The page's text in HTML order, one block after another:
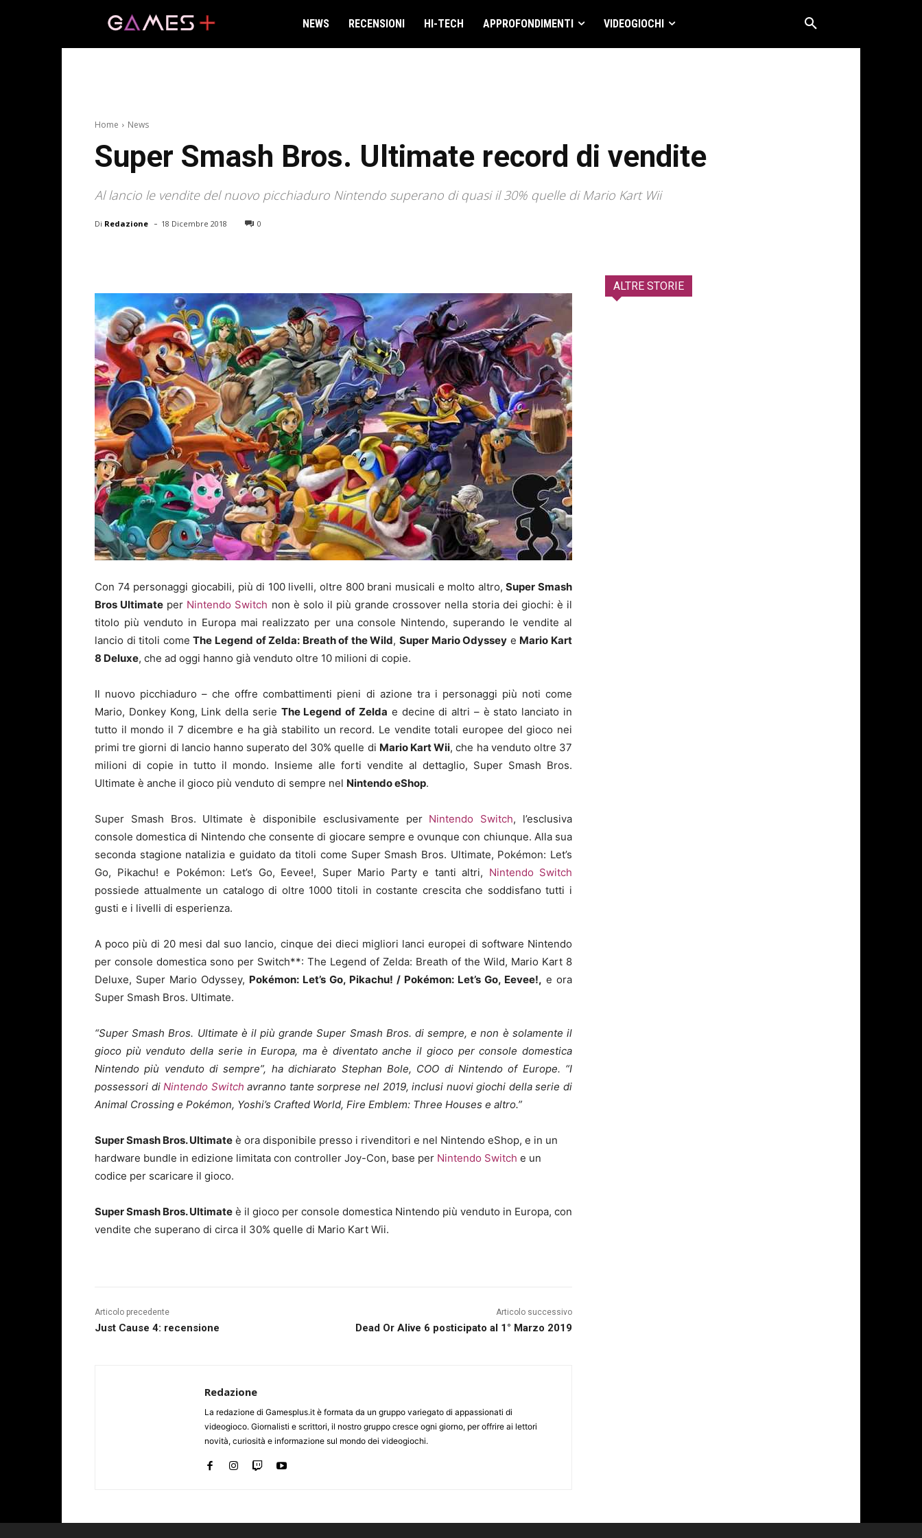
NEWS RECENSIONI HI-TECH APPROFONDIMENTI VIDEOGIOCHI
Home News
Super Smash Bros. Ultimate record di vendite
Al lancio le vendite del nuovo picchiaduro Nintendo superano di quasi il 30% quelle di Mario Kart Wii
Di Redazione - 18 Dicembre 2018 0
Con 74 personaggi giocabili, più di 100 livelli, oltre 800 brani musicali e molto altro,Super Smash
Bros Ultimate per Nintendo Switch non è solo il più grande crossover nella storia dei giochi: è il
titolo più venduto in Europa mai realizzato per una console Nintendo, superando le vendite al
lancio di titoli comeThe Legend of Zelda: Breath of the Wild,Super Mario Odyssey e Mario Kart
8 Deluxe, che ad oggi hanno già venduto oltre 10 milioni di copie.
Il nuovo picchiaduro – che offre combattimenti pieni di azione tra i personaggi più noti come
Mario, Donkey Kong, Link della serie The Legend of Zelda e decine di altri – è stato lanciato in
tutto il mondo il 7 dicembre e ha già stabilito un record. Le vendite totali europee del gioco nei
primi tre giorni di lancio hanno superato del 30% quelle di Mario Kart Wii, che ha venduto oltre 37
milioni di copie in tutto il mondo. Insieme alle forti vendite al dettaglio, Super Smash Bros.
Ultimate è anche il gioco più venduto di sempre nel Nintendo eShop.
Super Smash Bros. Ultimate è disponibile esclusivamente per Nintendo Switch, l’esclusiva
console domestica di Nintendo che consente di giocare sempre e ovunque con chiunque. Alla sua
seconda stagione natalizia e guidato da titoli come Super Smash Bros. Ultimate, Pokémon: Let’s
Go, Pikachu! e Pokémon: Let’s Go, Eevee!, Super Mario Party e tanti altri, Nintendo Switch
possiede attualmente un catalogo di oltre 1000 titoli in costante crescita che soddisfano tutti i
gusti e i livelli di esperienza.
A poco più di 20 mesi dal suo lancio, cinque dei dieci migliori lanci europei di software Nintendo
per console domestica sono per Switch**: The Legend of Zelda: Breath of the Wild, Mario Kart 8
Deluxe, Super Mario Odyssey, Pokémon: Let’s Go, Pikachu! / Pokémon: Let’s Go, Eevee!, e ora
Super Smash Bros. Ultimate.
“Super Smash Bros. Ultimate è il più grande Super Smash Bros. di sempre, e non è solamente il
gioco più venduto della serie in Europa, ma è diventato anche il gioco per console domestica
Nintendo più venduto di sempre”, ha dichiarato Stephan Bole, COO di Nintendo of Europe. “I
possessori diNintendo Switch avranno tante sorprese nel 2019, inclusi nuovi giochi della serie di
Animal Crossing e Pokémon, Yoshi’s Crafted World, Fire Emblem: Three Houses e altro.”
Super Smash Bros. Ultimate è ora disponibile presso i rivenditori e nel Nintendo eShop, e in un
hardware bundle in edizione limitata con controller Joy-Con, base per Nintendo Switch e un
codice per scaricare il gioco.
Super Smash Bros. Ultimate è il gioco per console domestica Nintendo più venduto in Europa, con
vendite che superano di circa il 30% quelle di Mario Kart Wii.
Articolo precedente
Just Cause 4: recensione
Articolo successivo
Dead Or Alive 6 posticipato al 1° Marzo 2019
Redazione
La redazione di Gamesplus.it è formata da un gruppo variegato di appassionati di
videogioco. Giornalisti e scrittori, il nostro gruppo cresce ogni giorno, per offrire ai lettori
novità, curiosità e informazione sul mondo dei videogiochi.
ALTRE STORIE